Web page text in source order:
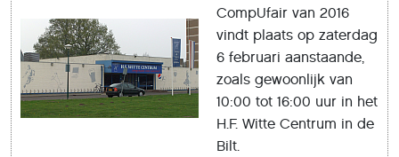
CompUfair van 2016
vindt plaats op zaterdag
6 februari aanstaande,
zoals gewoonlijk van
10:00 tot 16:00 uur in het
H.F. Witte Centrum in de
Bilt.